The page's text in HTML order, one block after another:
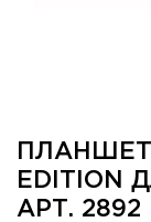
ПЛАНШЕТ
EDITION
АРТ. 2892